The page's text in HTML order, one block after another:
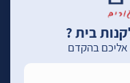
בית ?
אליכם בהקדם